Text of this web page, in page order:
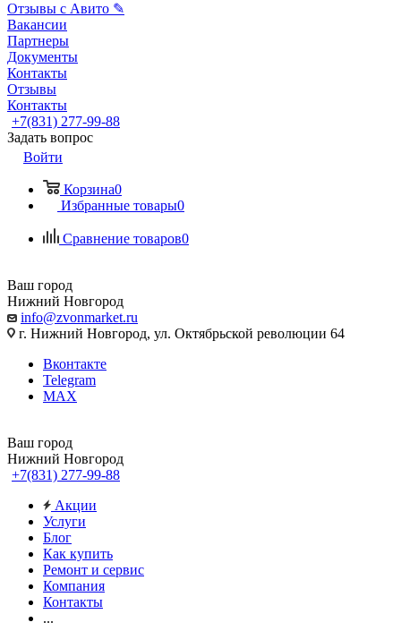
Отзывы с Авито ✎
Вакансии
Партнеры
Документы
Контакты
Отзывы
Контакты
+7(831) 277-99-88
Задать вопрос
Войти
Корзина0
Избранные товары0
Сравнение товаров0
Ваш город
Нижний Новгород
info@zvonmarket.ru
г. Нижний Новгород, ул. Октябрьской революции 64
Вконтакте
Telegram
MAX
Ваш город
Нижний Новгород
+7(831) 277-99-88
Акции
Услуги
Блог
Как купить
Ремонт и сервис
Компания
Контакты
...